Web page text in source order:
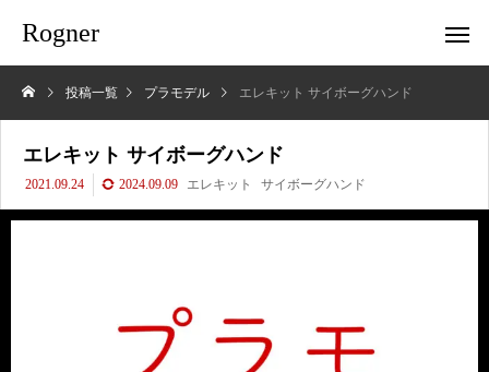
Rogner
投稿一覧 プラモデル エレキット サイボーグハンド
エレキット サイボーグハンド
2021.09.24 2024.09.09 エレキット サイボーグハンド